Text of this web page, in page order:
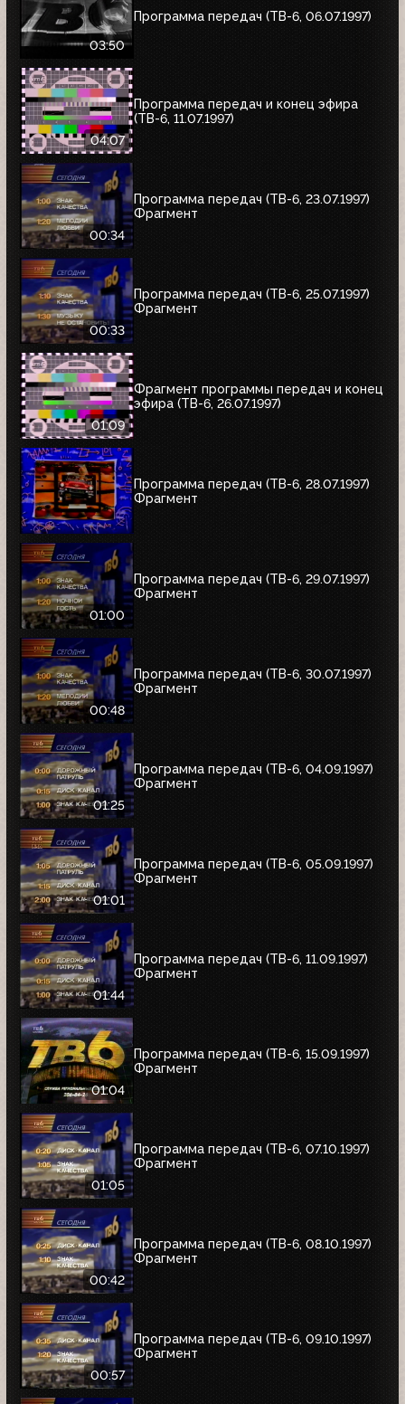
03:50
Программа передач (ТВ-6, 06.07.1997)
04:07
Программа передач и конец эфира
(ТВ-6, 11.07.1997)
00:34
Программа передач (ТВ-6, 23.07.1997)
Фрагмент
00:33
Программа передач (ТВ-6, 25.07.1997)
Фрагмент
01:09
Фрагмент программы передач и конец
эфира (ТВ-6, 26.07.1997)
Программа передач (ТВ-6, 28.07.1997)
Фрагмент
01:00
Программа передач (ТВ-6, 29.07.1997)
Фрагмент
00:48
Программа передач (ТВ-6, 30.07.1997)
Фрагмент
01:25
Программа передач (ТВ-6, 04.09.1997)
Фрагмент
01:01
Программа передач (ТВ-6, 05.09.1997)
Фрагмент
01:44
Программа передач (ТВ-6, 11.09.1997)
Фрагмент
01:04
Программа передач (ТВ-6, 15.09.1997)
Фрагмент
01:05
Программа передач (ТВ-6, 07.10.1997)
Фрагмент
00:42
Программа передач (ТВ-6, 08.10.1997)
Фрагмент
00:57
Программа передач (ТВ-6, 09.10.1997)
Фрагмент